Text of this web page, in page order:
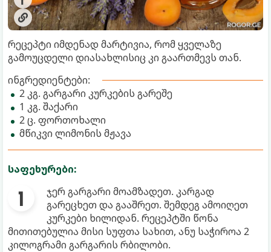
რეცეპტი იმდენად მარტივია, რომ ყველაზე
გამოუცდელი დიასახლისიც კი გაართმევს თან.
ინგრედიენტები:
2 კგ. გარგარი კურკების გარეშე
1 კგ. შაქარი
2 ც. ფორთოხალი
მწიკვი ლიმონის მჟავა
საფეხურები:
ჯერ გარგარი მოამზადეთ. კარგად
გარეცხეთ და გააშრეთ. შემდეგ ამოიღეთ
კურკები ხილიდან. რეცეპტში წონა
მითითებულია მისი სუფთა სახით, ანუ საჭიროა 2
კილოგრამი გარგარის რბილობი.